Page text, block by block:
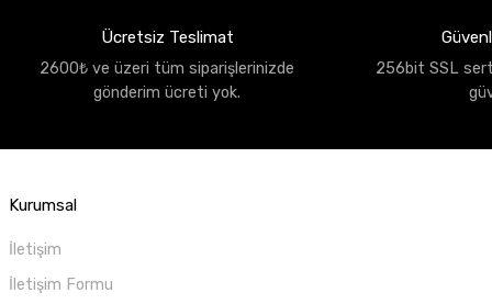
Ücretsiz Teslimat
2600₺ ve üzeri tüm siparişlerinizde
gönderim ücreti yok.
256bit SSL
Kurumsal
İletişim
İletişim Formu